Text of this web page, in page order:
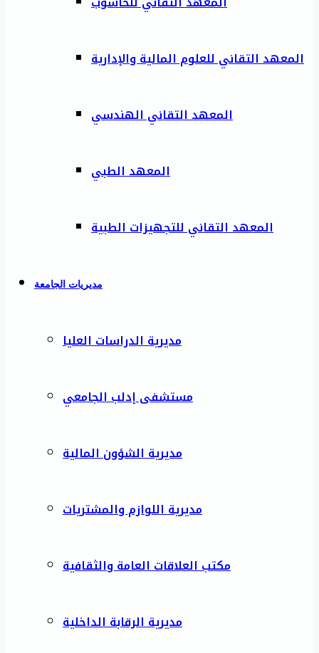
المعهد التقاني للعلوم المالية والإدارية
المعهد التقاني الهندسي
المعهد الطبي
المعهد التقاني للتجهيزات الطبية
مديريات الجامعة
مديرية الدراسات العليا
مستشفى إدلب الجامعي
مديرية الشؤون المالية
مديرية اللوازم والمشتريات
مكتب العلاقات العامة والثقافية
مديرية الرقابة الداخلية